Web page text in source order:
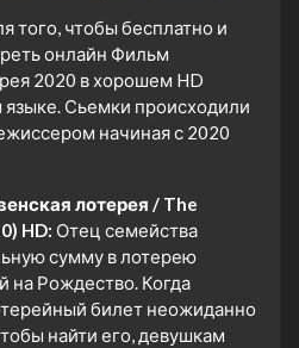
того, чтобы бесплатно и
онлайн Фильм
2020 в хорошем HD
языке. Сьемки происходили
начиная с 2020
лотерея / The
HD: Отец семейства
сумму в лотерею
на Рождество. Когда
билет неожиданно
найти его, девушкам